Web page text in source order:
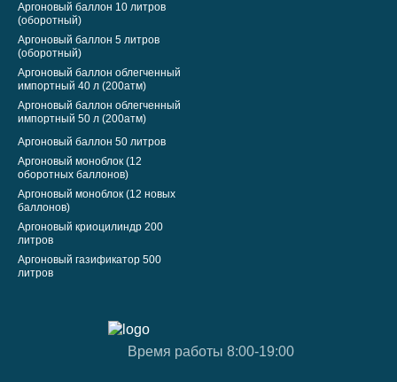
Аргоновый баллон 10 литров
(оборотный)
Аргоновый баллон 5 литров
(оборотный)
Аргоновый баллон облегченный
импортный 40 л (200атм)
Аргоновый баллон облегченный
импортный 50 л (200атм)
Аргоновый баллон 50 литров
Аргоновый моноблок (12
оборотных баллонов)
Аргоновый моноблок (12 новых
баллонов)
Аргоновый криоцилиндр 200
литров
Аргоновый газификатор 500
литров
Время работы 8:00-19:00